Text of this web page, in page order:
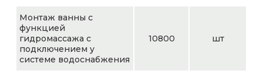
Монтаж ванны с
функцией
гидромассажа с
подключением у
системе водоснабжения
10800 шт